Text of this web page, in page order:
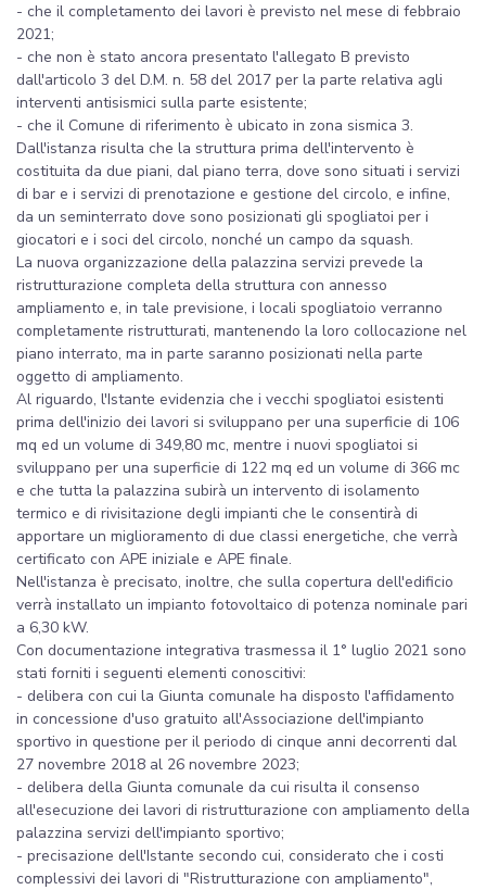
- che il completamento dei lavori è previsto nel mese di febbraio
2021;
- che non è stato ancora presentato l'allegato B previsto
dall'articolo 3 del D.M. n. 58 del 2017 per la parte relativa agli
interventi antisismici sulla parte esistente;
- che il Comune di riferimento è ubicato in zona sismica 3.
Dall'istanza risulta che la struttura prima dell'intervento è
costituita da due piani, dal piano terra, dove sono situati i servizi
di bar e i servizi di prenotazione e gestione del circolo, e infine,
da un seminterrato dove sono posizionati gli spogliatoi per i
giocatori e i soci del circolo, nonché un campo da squash.
La nuova organizzazione della palazzina servizi prevede la
ristrutturazione completa della struttura con annesso
ampliamento e, in tale previsione, i locali spogliatoio verranno
completamente ristrutturati, mantenendo la loro collocazione nel
piano interrato, ma in parte saranno posizionati nella parte
oggetto di ampliamento.
Al riguardo, l'Istante evidenzia che i vecchi spogliatoi esistenti
prima dell'inizio dei lavori si sviluppano per una superficie di 106
mq ed un volume di 349,80 mc, mentre i nuovi spogliatoi si
sviluppano per una superficie di 122 mq ed un volume di 366 mc
e che tutta la palazzina subirà un intervento di isolamento
termico e di rivisitazione degli impianti che le consentirà di
apportare un miglioramento di due classi energetiche, che verrà
certificato con APE iniziale e APE finale.
Nell'istanza è precisato, inoltre, che sulla copertura dell'edificio
verrà installato un impianto fotovoltaico di potenza nominale pari
a 6,30 kW.
Con documentazione integrativa trasmessa il 1° luglio 2021 sono
stati forniti i seguenti elementi conoscitivi:
- delibera con cui la Giunta comunale ha disposto l'affidamento
in concessione d'uso gratuito all'Associazione dell'impianto
sportivo in questione per il periodo di cinque anni decorrenti dal
27 novembre 2018 al 26 novembre 2023;
- delibera della Giunta comunale da cui risulta il consenso
all'esecuzione dei lavori di ristrutturazione con ampliamento della
palazzina servizi dell'impianto sportivo;
- precisazione dell'Istante secondo cui, considerato che i costi
complessivi dei lavori di "Ristrutturazione con ampliamento",